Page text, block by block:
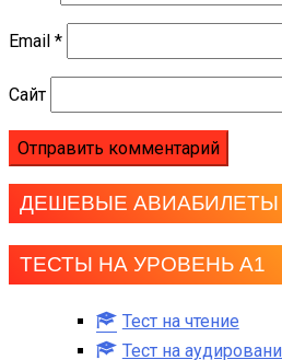
Email *
Сайт
ДЕШЕВЫЕ АВИАБИЛЕТЫ
ТЕСТЫ НА УРОВЕНЬ А1
Тест на чтение
Тест на